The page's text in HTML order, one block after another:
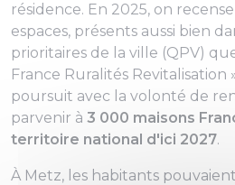
résidence. En 2025, on
espaces, présents aussi bien
prioritaires de la ville (QPV)
France Ruralités Revitalisation
poursuit avec la volonté de
parvenir à 3 000 maisons
territoire national d'ici 2027.
À Metz, les habitants